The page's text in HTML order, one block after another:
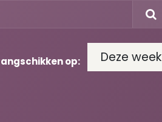
op: Deze week